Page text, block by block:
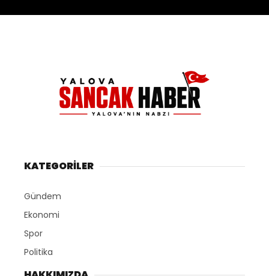
KATEGORİLER
Gündem
Ekonomi
Spor
Politika